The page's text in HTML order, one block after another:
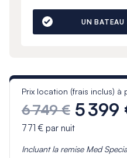
UN BATEAU
Prix location (frais inclus) à
6 749 € 5 399
771 €par nuit
Incluant la remise Med